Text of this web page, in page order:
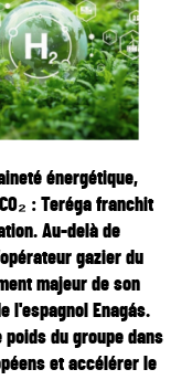
énergétique,
: Teréga franchit
Au-delà de
gazier du
majeur de son
l'espagnol Enagás.
du groupe dans
et accélérer le